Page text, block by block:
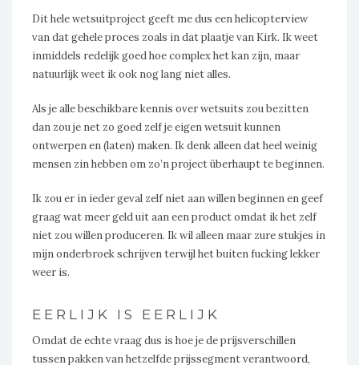
Dit hele wetsuitproject geeft me dus een helicopterview
van dat gehele proces zoals in dat plaatje van Kirk. Ik weet
inmiddels redelijk goed hoe complex het kan zijn, maar
natuurlijk weet ik ook nog lang niet alles.
Als je alle beschikbare kennis over wetsuits zou bezitten
dan zou je net zo goed zelf je eigen wetsuit kunnen
ontwerpen en (laten) maken. Ik denk alleen dat heel weinig
mensen zin hebben om zo’n project überhaupt te beginnen.
Ik zou er in ieder geval zelf niet aan willen beginnen en geef
graag wat meer geld uit aan een product omdat ik het zelf
niet zou willen produceren. Ik wil alleen maar zure stukjes in
mijn onderbroek schrijven terwijl het buiten fucking lekker
weer is.
EERLIJK IS EERLIJK
Omdat de echte vraag dus is hoe je de prijsverschillen
tussen pakken van hetzelfde prijssegment verantwoord,